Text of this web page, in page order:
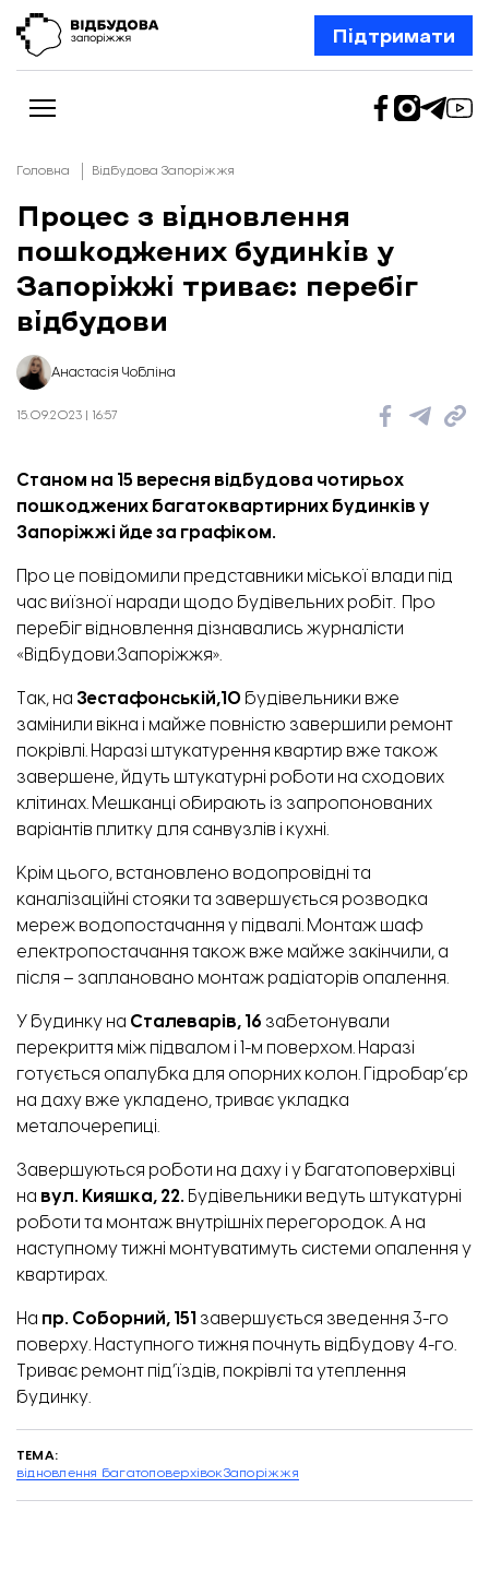
Підтримати
Новини
Відбудова Запоріжжя
Ексклюзив
Бізнес
Шлях додому
Колонки
Про нас
Редакційна політика
Головна Відбудова Запоріжжя
Процес з відновлення
пошкоджених будинків у
Запоріжжі триває: перебіг
відбудови
Анастасія Чобліна
15.09.2023 | 16:57
Станом на 15 вересня відбудова чотирьох
пошкоджених багатоквартирних будинків у
Запоріжжі йде за графіком.
Про це повідомили представники міської влади під
час виїзної наради щодо будівельних робіт. Про
перебіг відновлення дізнавались журналісти
«Відбудови.Запоріжжя».
Так, на Зестафонській,10 будівельники вже
замінили вікна і майже повністю завершили ремонт
покрівлі. Наразі штукатурення квартир вже також
завершене, йдуть штукатурні роботи на сходових
клітинах. Мешканці обирають із запропонованих
варіантів плитку для санвузлів і кухні.
Крім цього, встановлено водопровідні та
каналізаційні стояки та завершується розводка
мереж водопостачання у підвалі. Монтаж шаф
електропостачання також вже майже закінчили, а
після – заплановано монтаж радіаторів опалення.
У будинку на Сталеварів, 16 забетонували
перекриття між підвалом і 1-м поверхом. Наразі
готується опалубка для опорних колон. Гідробар’єр
на даху вже укладено, триває укладка
металочерепиці.
Завершуються роботи на даху і у багатоповерхівці
на вул. Кияшка, 22. Будівельники ведуть штукатурні
роботи та монтаж внутрішніх перегородок. А на
наступному тижні монтуватимуть системи опалення у
квартирах.
На пр. Соборний, 151 завершується зведення 3-го
поверху. Наступного тижня почнуть відбудову 4-го.
Триває ремонт під’їздів, покрівлі та утеплення
будинку.
ТЕМА:
відновлення багатоповерхівокЗапоріжжя